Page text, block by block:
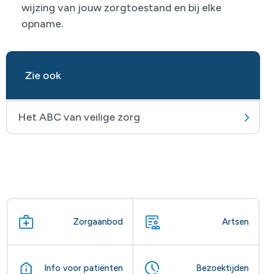
wijzing van jouw zorgtoestand en bij elke
opname.
Zie ook
Het ABC van veilige zorg
Zorgaanbod Artsen
Info voor patiënten Bezoektijden